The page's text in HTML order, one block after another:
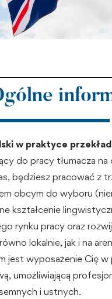
w praktyce
do pracy tłumacza na
będziesz pracować z
obcym do wyboru
kształcenie
rynku pracy oraz
lokalnie, jak i na
jest wyposażenie Cię
umożliwiającą
i ustnych.